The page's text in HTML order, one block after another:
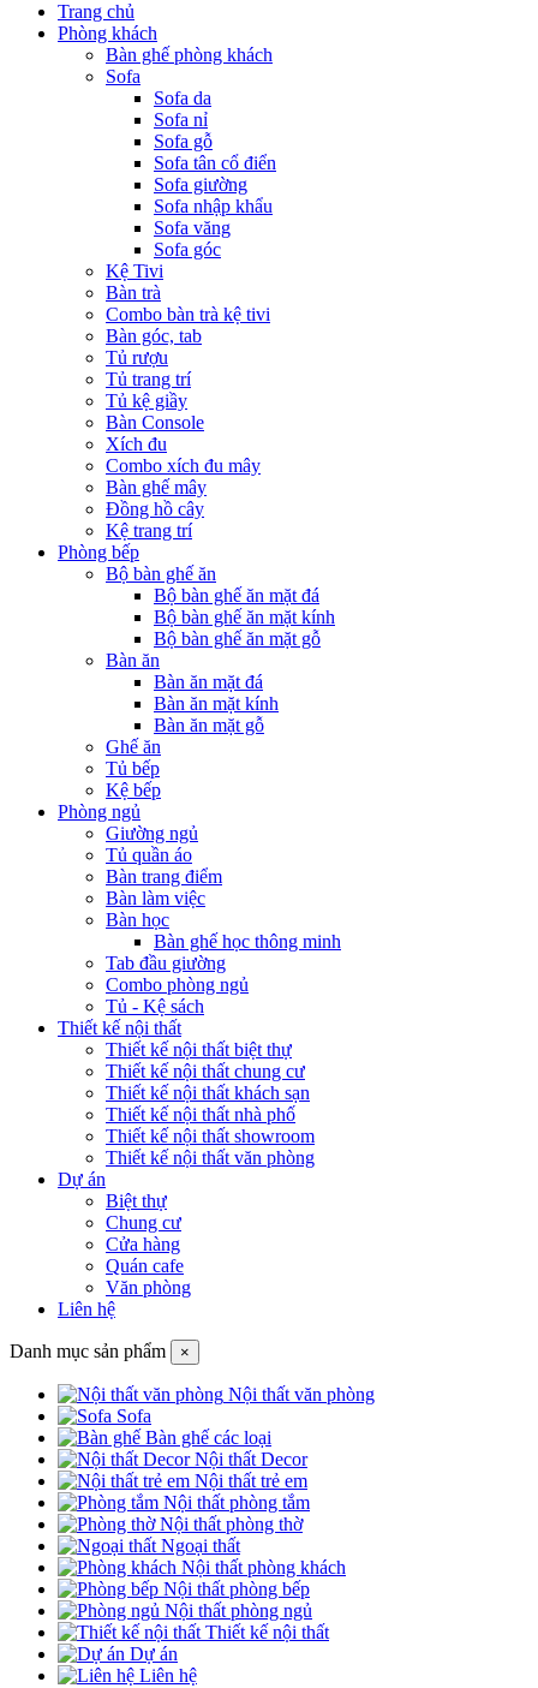
Trang chủ
Phòng khách
Bàn ghế phòng khách
Sofa
Sofa da
Sofa nỉ
Sofa gỗ
Sofa tân cổ điển
Sofa giường
Sofa nhập khẩu
Sofa văng
Sofa góc
Kệ Tivi
Bàn trà
Combo bàn trà kệ tivi
Bàn góc, tab
Tủ rượu
Tủ trang trí
Tủ kệ giầy
Bàn Console
Xích đu
Combo xích đu mây
Bàn ghế mây
Đồng hồ cây
Kệ trang trí
Phòng bếp
Bộ bàn ghế ăn
Bộ bàn ghế ăn mặt đá
Bộ bàn ghế ăn mặt kính
Bộ bàn ghế ăn mặt gỗ
Bàn ăn
Bàn ăn mặt đá
Bàn ăn mặt kính
Bàn ăn mặt gỗ
Ghế ăn
Tủ bếp
Kệ bếp
Phòng ngủ
Giường ngủ
Tủ quần áo
Bàn trang điểm
Bàn làm việc
Bàn học
Bàn ghế học thông minh
Tab đầu giường
Combo phòng ngủ
Tủ - Kệ sách
Thiết kế nội thất
Thiết kế nội thất biệt thự
Thiết kế nội thất chung cư
Thiết kế nội thất khách sạn
Thiết kế nội thất nhà phố
Thiết kế nội thất showroom
Thiết kế nội thất văn phòng
Dự án
Biệt thự
Chung cư
Cửa hàng
Quán cafe
Văn phòng
Liên hệ
Danh mục sản phẩm ×
Nội thất văn phòng
Sofa
Bàn ghế các loại
Nội thất Decor
Nội thất trẻ em
Nội thất phòng tắm
Nội thất phòng thờ
Ngoại thất
Nội thất phòng khách
Nội thất phòng bếp
Nội thất phòng ngủ
Thiết kế nội thất
Dự án
Liên hệ